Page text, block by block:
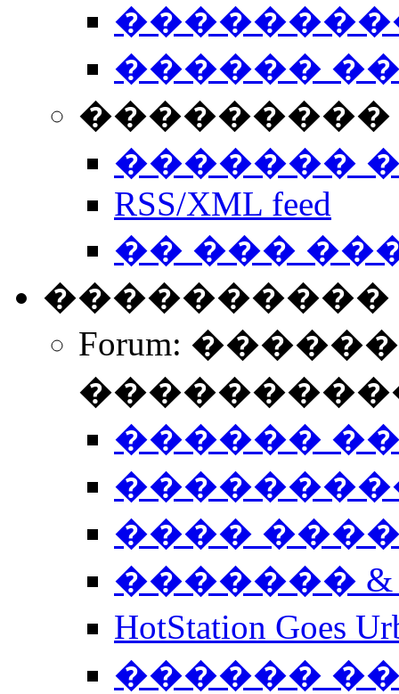
������
���������
�������
RSS/XML feed
�� ���
����������
Forum:
������
����
�������
HotStation
������